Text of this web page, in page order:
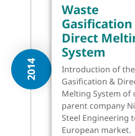
2014
Waste
Direct
System
Introduction of
Gasification &
Melting System of
parent company
Steel Engineering
European market.